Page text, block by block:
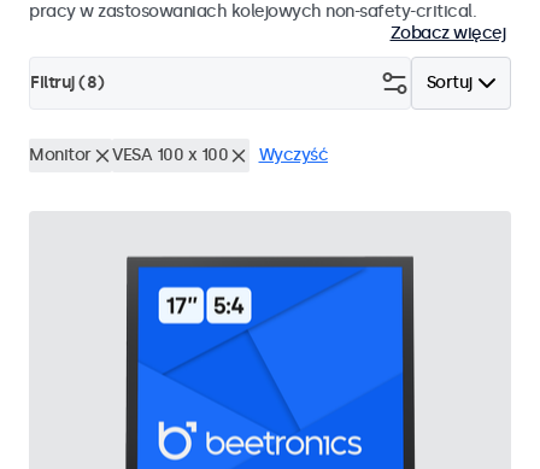
pracy w zastosowaniach kolejowych non-safety-critical.
Zobacz więcej
Sortuj
Filtruj (8)
Monitor VESA 100 x 100 Wyczyść